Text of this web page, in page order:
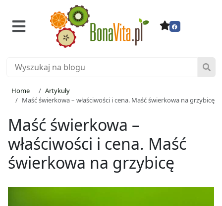
Home
Artykuły
Maść świerkowa – właściwości i cena. Maść świerkowa na grzybicę
Maść świerkowa –
właściwości i cena. Maść
świerkowa na grzybicę